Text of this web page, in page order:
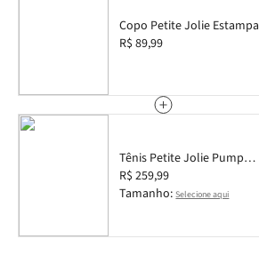
Copo Petite Jolie Estampa
Onça PJ20368C
R$ 89,99
Tênis Petite Jolie Pump
Onça/Sola Limão PJ7535 35
R$ 259,99
Tamanho: Selecione aqui